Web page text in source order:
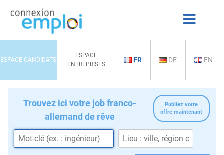
ESPACE CANDIDATS
ESPACE
ENTREPRISES
FR DE EN
Publiez votre
offre maintenant
Trouvez ici votre job franco-
allemand de rêve